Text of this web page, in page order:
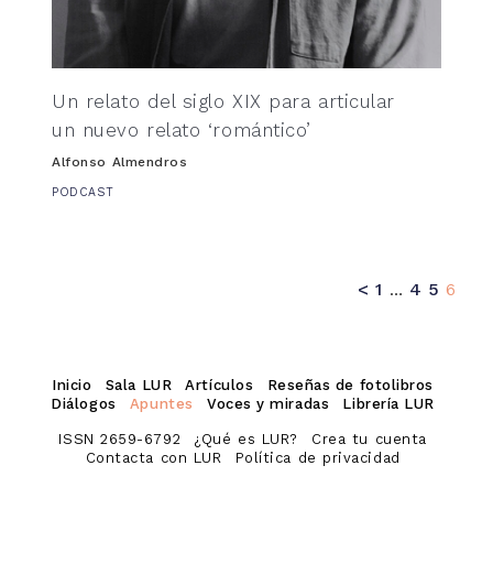
Un relato del siglo XIX para articular
un nuevo relato ‘romántico’
Alfonso Almendros
PODCAST
< 1 … 4 5 6
Inicio Sala LUR Artículos
Reseñas de fotolibros
Diálogos
Apuntes Voces y miradas Librería LUR
ISSN 2659-6792 ¿Qué es LUR?
Crea tu cuenta
Contacta con LUR
Política de privacidad